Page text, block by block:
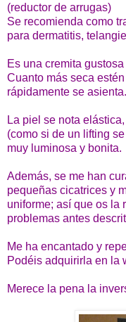
(reductor de arrugas)
Se recomienda como
para dermatitis,
Es una cremita
Cuanto más seca
rápidamente se asienta.
La piel se nota
(como si de un lifting
muy luminosa y bonita.
Además, se me han
pequeñas cicatrices y
uniforme; así que os la
problemas antes
Me ha encantado y
Podéis adquirirla en la
Merece la pena la